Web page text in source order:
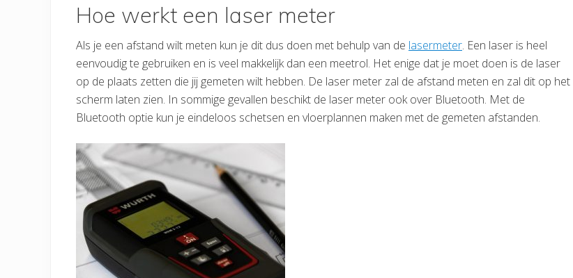
Hoe werkt een laser meter
Als je een afstand wilt meten kun je dit dus doen met behulp van de lasermeter. Een laser is heel
eenvoudig te gebruiken en is veel makkelijk dan een meetrol. Het enige dat je moet doen is de laser
op de plaats zetten die jij gemeten wilt hebben. De laser meter zal de afstand meten en zal dit op het
scherm laten zien. In sommige gevallen beschikt de laser meter ook over Bluetooth. Met de
Bluetooth optie kun je eindeloos schetsen en vloerplannen maken met de gemeten afstanden.